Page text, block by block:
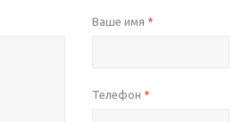
Ваше имя *
Телефон *